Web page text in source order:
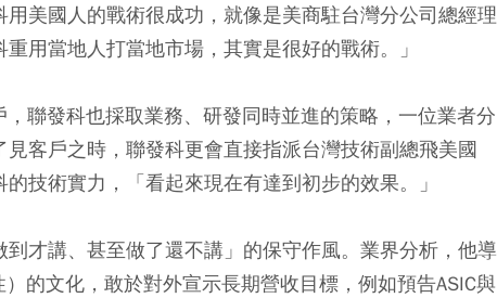
美國人的戰術很成功，就像是美商駐台灣分公司總經理
用當地人打當地市場，其實是很好的戰術。」
聯發科也採取業務、研發同時並進的策略，一位業者分
客戶之時，聯發科更會直接指派台灣技術副總飛美國
技術實力，「看起來現在有達到初步的效果。」
才講、甚至做了還不講」的保守作風。業界分析，他導
的文化，敢於對外宣示長期營收目標，例如預告ASIC與